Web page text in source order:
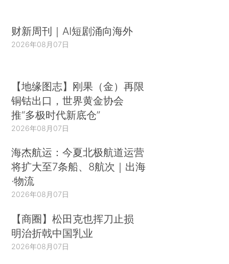
财新周刊｜AI短剧涌向海外
2026年08月07日
【地缘图志】刚果（金）再限
铜钴出口，世界黄金协会
推“多极时代新底仓”
2026年08月07日
海杰航运：今夏北极航道运营
将扩大至7条船、8航次｜出海
·物流
2026年08月07日
【商圈】松田克也挥刀止损
明治折戟中国乳业
2026年08月07日